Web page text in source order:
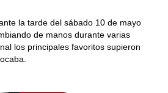
la tarde del sábado 10 de mayo
de manos durante varias
los principales favoritos supieron